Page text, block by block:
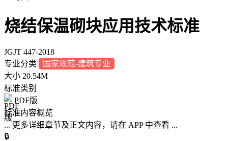
烧结保温砌块应用技术标准
JGJT 447-2018
专业分类
国家规范-建筑专业
大小 20.54M
标准类别
PDF版
标准内容概览
... 更多详细章节及正文内容，请在 APP 中查看 ...
🔒